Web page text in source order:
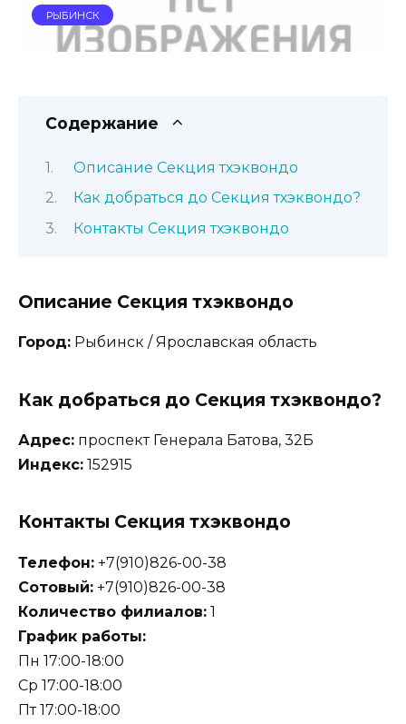
РЫБИНСК
Содержание
Описание Секция тхэквондо
Как добраться до Секция тхэквондо?
Контакты Секция тхэквондо
Описание Секция тхэквондо
Город: Рыбинск / Ярославская область
Как добраться до Секция тхэквондо?
Адрес: проспект Генерала Батова, 32Б
Индекс: 152915
Контакты Секция тхэквондо
Телефон: +7(910)826-00-38
Сотовый: +7(910)826-00-38
Количество филиалов: 1
График работы:
Пн 17:00-18:00
Ср 17:00-18:00
Пт 17:00-18:00